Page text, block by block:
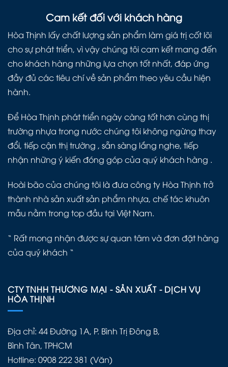
Cam kết đối với khách hàng
Hòa Thịnh lấy chất lượng sản phẩm làm giá trị cốt lõi
cho sự phát triển, vì vậy chúng tôi cam kết mang đến
cho khách hàng những lựa chọn tốt nhất, đáp ứng
đầy đủ các tiêu chí về sản phẩm theo yêu cầu hiện
hành.
Để Hòa Thịnh phát triển ngày càng tốt hơn cùng thị
trường nhựa trong nước chúng tôi không ngừng thay
đổi, tiếp cận thị trường , sẵn sàng lắng nghe, tiếp
nhận những ý kiến đóng góp của quý khách hàng .
Hoài bão của chúng tôi là đưa công ty Hòa Thịnh trở
thành nhà sản xuất sản phẩm nhựa, chế tác khuôn
mẫu nằm trong top đầu tại Việt Nam.
“ Rất mong nhận được sự quan tâm và đơn đặt hàng
của quý khách “
CTY TNHH THƯƠNG MẠI - SẢN XUẤT - DỊCH VỤ
HÒA THỊNH
Địa chỉ: 44 Đường 1A, P. Bình Trị Đông B,
Bình Tân, TPHCM
Hotline: 0908 222 381 (Văn)